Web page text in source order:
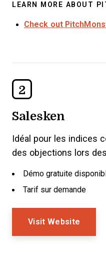
LEARN MORE ABOUT
Check out
2
Salesken
Idéal pour les indices
des objections lors
Démo gratuite
Tarif sur demande
Visit Website